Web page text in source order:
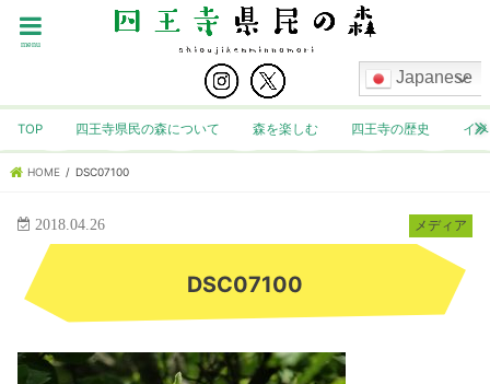
Japanese
menu
TOP 四王寺県民の森について 森を楽しむ 四王寺の歴史 イ
HOME DSC07100
メディア
2018.04.26
DSC07100